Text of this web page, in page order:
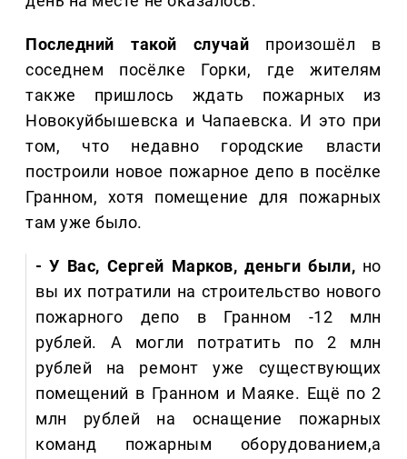
Последний такой случай произошёл в
соседнем посёлке Горки, где жителям
также пришлось ждать пожарных из
Новокуйбышевска и Чапаевска. И это при
том, что недавно городские власти
построили новое пожарное депо в посёлке
Гранном, хотя помещение для пожарных
там уже было.
- У Вас, Сергей Марков, деньги были, но
вы их потратили на строительство нового
пожарного депо в Гранном -12 млн
рублей. А могли потратить по 2 млн
рублей на ремонт уже существующих
помещений в Гранном и Маяке. Ещё по 2
млн рублей на оснащение пожарных
команд пожарным оборудованием,а